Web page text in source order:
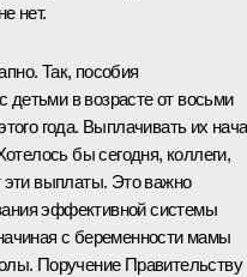
нет.
Так, пособия
в возрасте от восьми
года. Выплачивать их
бы сегодня, коллеги,
эти выплаты. Это важно
эффективной системы
с беременности мамы
Поручение Правительству